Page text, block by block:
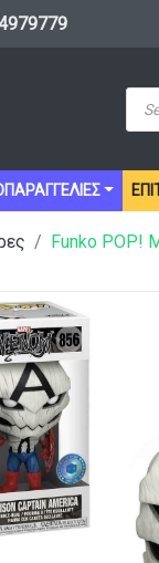
Funko POP!